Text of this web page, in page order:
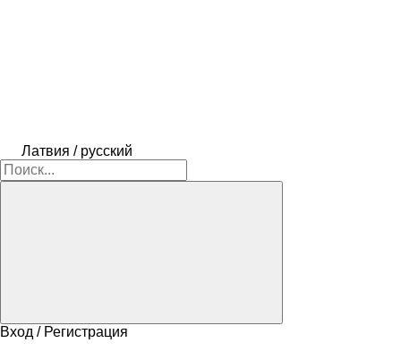
Латвия / русский
Вход / Регистрация